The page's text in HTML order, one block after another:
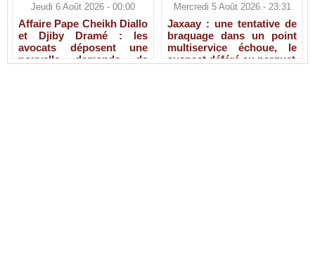
Jeudi 6 Août 2026 - 00:00
Affaire Pape Cheikh Diallo
et Djiby Dramé : les
avocats déposent une
nouvelle demande de
Mercredi 5 Août 2026 - 23:31
Jaxaay : une tentative de
braquage dans un point
multiservice échoue, le
suspect déféré au parquet